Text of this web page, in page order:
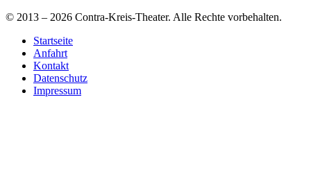
© 2013 – 2026 Contra-Kreis-Theater. Alle Rechte vorbehalten.
Startseite
Anfahrt
Kontakt
Datenschutz
Impressum